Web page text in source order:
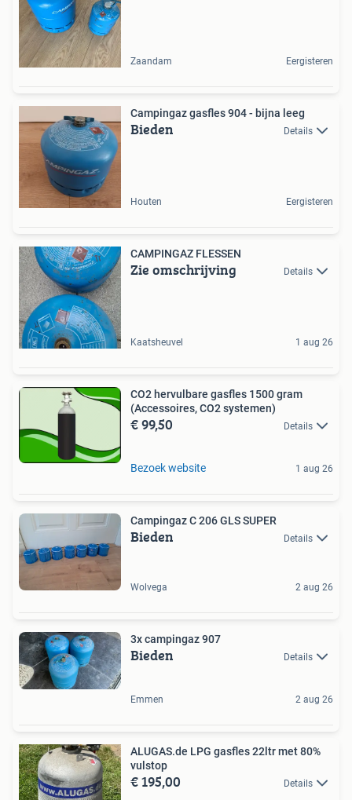
Zaandam Eergisteren
Campingaz gasfles 904 - bijna leeg
Bieden Details
Houten Eergisteren
CAMPINGAZ FLESSEN
Zie omschrijving Details
Kaatsheuvel 1 aug 26
CO2 hervulbare gasfles 1500 gram
(Accessoires, CO2 systemen)
€ 99,50 Details
Bezoek website 1 aug 26
Campingaz C 206 GLS SUPER
Bieden Details
Wolvega 2 aug 26
3x campingaz 907
Bieden Details
Emmen 2 aug 26
ALUGAS.de LPG gasfles 22ltr met 80%
vulstop
€ 195,00 Details